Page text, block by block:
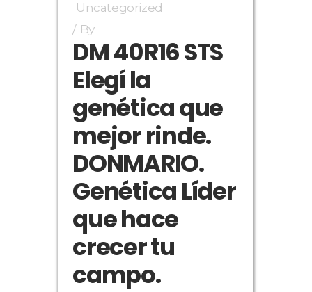
Uncategorized
By
DM 40R16 STS
Elegí la
genética que
mejor rinde.
DONMARIO.
Genética Líder
que hace
crecer tu
campo.